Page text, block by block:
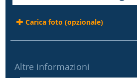
Carica foto (opzionale)
Altre informazioni